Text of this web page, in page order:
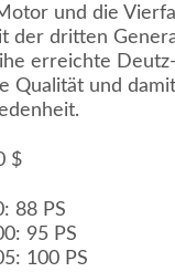
und die
der dritten
erreichte
Qualität und
$
88 PS
95 PS
100 PS